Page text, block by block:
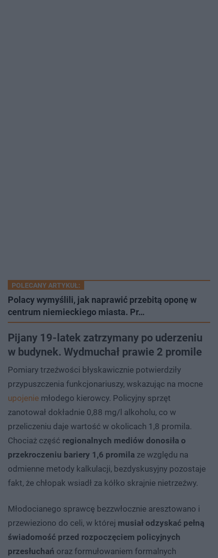
POLECANY ARTYKUŁ:
Polacy wymyślili, jak naprawić przebitą oponę w
centrum niemieckiego miasta. Pr…
Pijany 19-latek zatrzymany po uderzeniu
w budynek. Wydmuchał prawie 2 promile
Pomiary trzeźwości błyskawicznie potwierdziły
przypuszczenia funkcjonariuszy, wskazując na mocne
upojenie młodego kierowcy. Policyjny sprzęt
zanotował dokładnie 0,88 mg/l alkoholu, co w
przeliczeniu daje wartość w okolicach 1,8 promila.
Chociaż część regionalnych mediów donosiła o
przekroczeniu bariery 1,6 promila ze względu na
odmienne metody kalkulacji, bezdyskusyjny pozostaje
fakt, że chłopak wsiadł za kółko skrajnie nietrzeźwy.
Młodocianego sprawcę bezzwłocznie aresztowano i
przewieziono do celi, w której musiał odzyskać pełną
świadomość przed rozpoczęciem policyjnych
przesłuchań oraz formułowaniem formalnych